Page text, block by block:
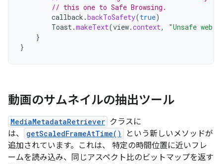
// this one to Safe Browsing.
callback .backToSafety(true)
Toast.makeText(view.context,
"Unsafe web
}
}
動画のサムネイルの抽出ツール
MediaMetadataRetriever クラスに
は、
getScaledFrameAtTime()
という新しいメソッドが
追加されています。これは、 特定の時間位置に近いフレ
ームを読み込み、同じアスペクト比のビットマップを返す